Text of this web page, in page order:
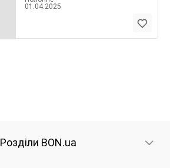
01.04.2025
Розділи BON.ua